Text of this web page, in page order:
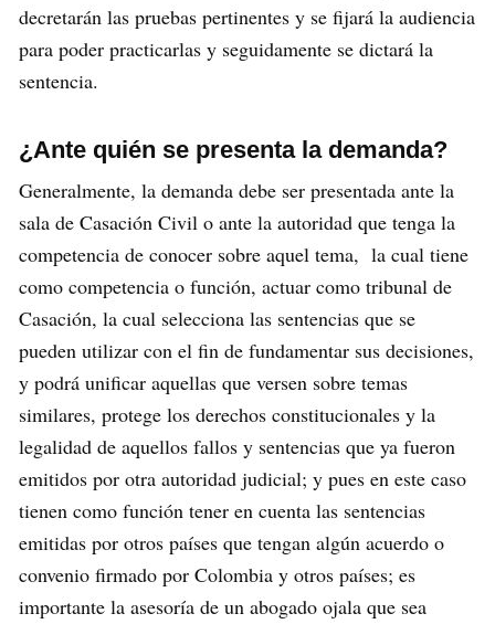
decretarán las pruebas pertinentes y se fijará la audiencia
para poder practicarlas y seguidamente se dictará la
sentencia.
¿Ante quién se presenta la demanda?
Generalmente, la demanda debe ser presentada ante la
sala de Casación Civil o ante la autoridad que tenga la
competencia de conocer sobre aquel tema, la cual tiene
como competencia o función, actuar como tribunal de
Casación, la cual selecciona las sentencias que se
pueden utilizar con el fin de fundamentar sus decisiones,
y podrá unificar aquellas que versen sobre temas
similares, protege los derechos constitucionales y la
legalidad de aquellos fallos y sentencias que ya fueron
emitidos por otra autoridad judicial; y pues en este caso
tienen como función tener en cuenta las sentencias
emitidas por otros países que tengan algún acuerdo o
convenio firmado por Colombia y otros países; es
importante la asesoría de un abogado ojala que sea